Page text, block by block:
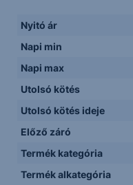
Nyitó ár
Napi min
Napi max
Utolsó kötés
Utolsó kötés ideje
Előző záró
Termék kategória
Termék alkategória